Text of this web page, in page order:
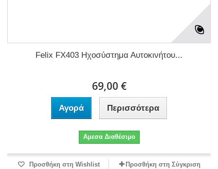
Felix FX403 Ηχοσύστημα Αυτοκινήτου...
69,00 €
Αγορά Περισσότερα
Αμεσα Διαθέσιμο
Προσθήκη στη Wishlist Προσθήκη στη Σύγκριση